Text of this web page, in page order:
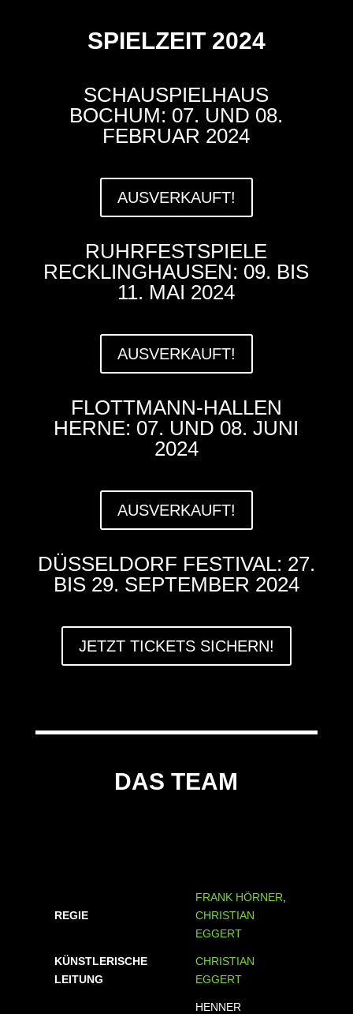
SPIELZEIT 2024
SCHAUSPIELHAUS
BOCHUM: 07. UND 08.
FEBRUAR 2024
AUSVERKAUFT!
RUHRFESTSPIELE
RECKLINGHAUSEN: 09. BIS
11. MAI 2024
AUSVERKAUFT!
FLOTTMANN-HALLEN
HERNE: 07. UND 08. JUNI
2024
AUSVERKAUFT!
DÜSSELDORF FESTIVAL: 27.
BIS 29. SEPTEMBER 2024
JETZT TICKETS SICHERN!
DAS TEAM
REGIE
FRANK HÖRNER
CHRISTIAN
EGGERT
KÜNSTLERISCHE
LEITUNG
CHRISTIAN
EGGERT
HENNER